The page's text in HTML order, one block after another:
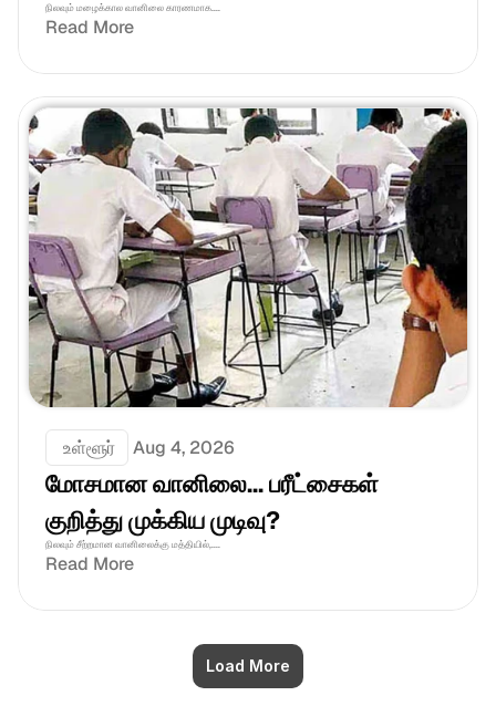
நிலவும் மழைக்கால வானிலை காரணமாக....
Read More
உள்ளூர் Aug 4, 2026
மோசமான வானிலை... பரீட்சைகள்
குறித்து முக்கிய முடிவு?
நிலவும் சீற்றமான வானிலைக்கு மத்தியில்,....
Read More
Load More